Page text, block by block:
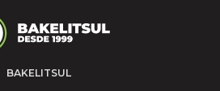
BAKELITSUL